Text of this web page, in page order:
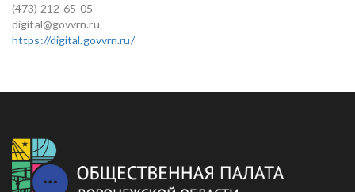
(473) 212-65-05
digital@govvrn.ru
https://digital.govvrn.ru/